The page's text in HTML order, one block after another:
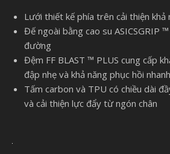
Lưới thiết kế phía trên cải thiện khả
Đế ngoài bằng cao su ASICSGRIP
đường
Đệm FF BLAST ™ PLUS cung cấp
đập nhẹ và khả năng phục hồi nhanh
Tấm carbon và TPU có chiều dài
và cải thiện lực đẩy từ ngón chân